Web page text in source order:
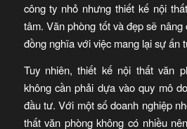
công ty nhỏ nhưng thiết kế nội
tâm. Văn phòng tốt và đẹp sẽ
đồng nghĩa với việc mang lại sự ấn
Tuy nhiên, thiết kế nội thất văn
không cần phải dựa vào quy mô
đầu tư. Với một số doanh nghiệp
thất văn phòng không có nhiều